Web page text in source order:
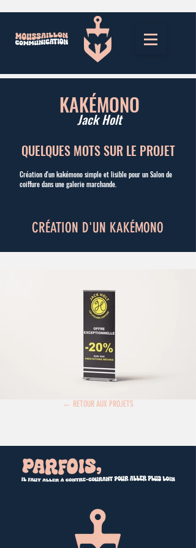
KAKÉMONO
Jack Holt
QUELQUES MOTS SUR LE PROJET
Création d'un kakémono simple et lisible pour unSalon de
coiffure dans une galerie marchande.
CRÉATION D'UN KAKÉMONO
← RETOUR AUX PROJETS